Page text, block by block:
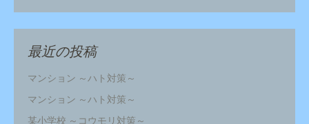
最近の投稿
マンション ～ハト対策～
マンション ～ハト対策～
某小学校 ～コウモリ対策～